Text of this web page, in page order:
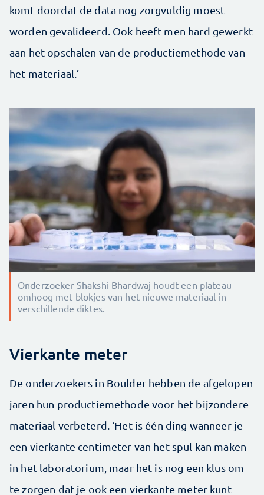
komt doordat de data nog zorgvuldig moest
worden gevalideerd. Ook heeft men hard gewerkt
aan het opschalen van de productiemethode van
het materiaal.’
Onderzoeker Shakshi Bhardwaj houdt een plateau
omhoog met blokjes van het nieuwe materiaal in
verschillende diktes.
Vierkante meter
De onderzoekers in Boulder hebben de afgelopen
jaren hun productiemethode voor het bijzondere
materiaal verbeterd. ‘Het is één ding wanneer je
een vierkante centimeter van het spul kan maken
in het laboratorium, maar het is nog een klus om
te zorgen dat je ook een vierkante meter kunt